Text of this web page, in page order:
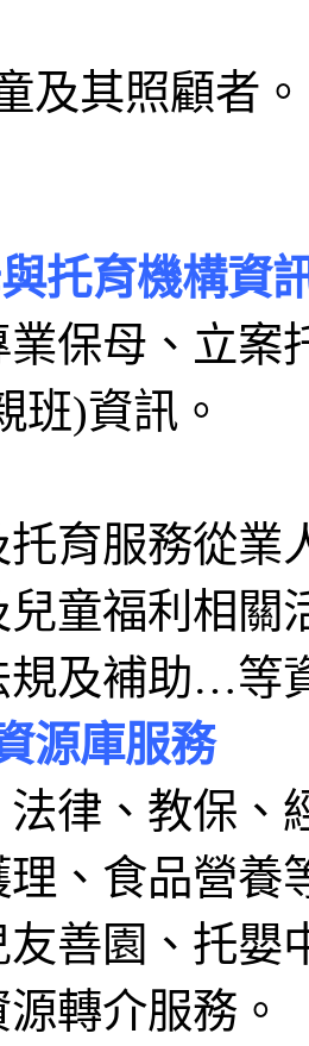
及其照顧者。
托育機構資
保母、立案
班)資訊。
育服務從業
童福利相關
規及補助…等
源庫服務
律、教保、
、食品營養
友善園、托嬰
轉介服務。